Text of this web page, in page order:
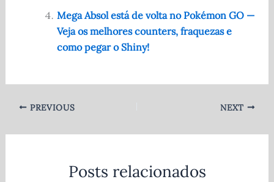
Mega Absol está de volta no Pokémon GO —
Veja os melhores counters, fraquezas e
como pegar o Shiny!
PREVIOUS NEXT
Posts relacionados